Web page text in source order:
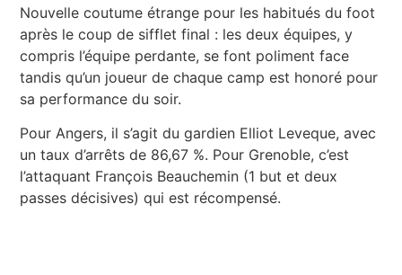
Nouvelle coutume étrange pour les habitués du foot
après le coup de sifflet final : les deux équipes, y
compris l’équipe perdante, se font poliment face
tandis qu’un joueur de chaque camp est honoré pour
sa performance du soir.
Pour Angers, il s’agit du gardien Elliot Leveque, avec
un taux d’arrêts de 86,67 %. Pour Grenoble, c’est
l’attaquant François Beauchemin (1 but et deux
passes décisives) qui est récompensé.